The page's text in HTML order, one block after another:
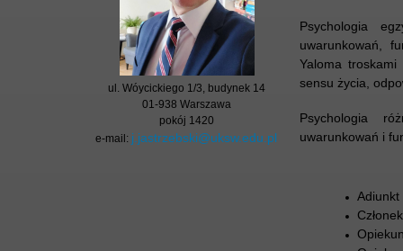
ul. Wóycickiego 1/3, budynek 14
01-938 Warszawa
pokój 1420
e-mail: j.jastrzebski@uksw.edu.pl
Psychologia
uwarunkowań,
Yaloma
sensu życia,
Psychologia
uwarunkowań i